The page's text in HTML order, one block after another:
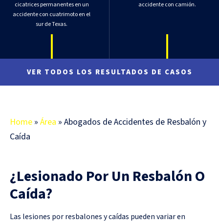
cicatrices permanentes en un
accidente con cuatrimoto en el
sur de Texas.
accidente con camión.
VER TODOS LOS RESULTADOS DE CASOS
Home » Área » Abogados de Accidentes de Resbalón y
Caída
¿Lesionado Por Un Resbalón O
Caída?
Las lesiones por resbalones y caídas pueden variar en